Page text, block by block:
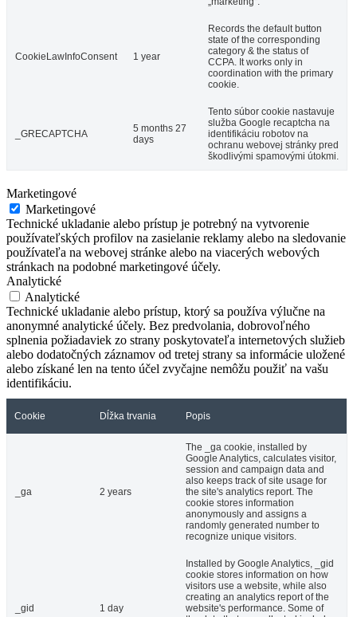
CookieLawInfoConsent 1 year
Records the default button
state of the corresponding
category & the status of
CCPA. It works only in
coordination with the primary
cookie.
_GRECAPTCHA
5 months 27
days
Tento súbor cookie nastavuje
služba Google recaptcha na
identifikáciu robotov na
ochranu webovej stránky pred
škodlivými spamovými útokmi.
Marketingové
Marketingové
Technické ukladanie alebo prístup je potrebný na vytvorenie
používateľských profilov na zasielanie reklamy alebo na sledovanie
používateľa na webovej stránke alebo na viacerých webových
stránkach na podobné marketingové účely.
Analytické
Analytické
Technické ukladanie alebo prístup, ktorý sa používa výlučne na
anonymné analytické účely. Bez predvolania, dobrovoľného
splnenia požiadaviek zo strany poskytovateľa internetových služieb
alebo dodatočných záznamov od tretej strany sa informácie uložené
alebo získané len na tento účel zvyčajne nemôžu použiť na vašu
identifikáciu.
Cookie Dĺžka trvania Popis
_ga 2 years
The _ga cookie, installed by
Google Analytics, calculates visitor,
session and campaign data and
also keeps track of site usage for
the site's analytics report. The
cookie stores information
anonymously and assigns a
randomly generated number to
recognize unique visitors.
_gid 1 day
Installed by Google Analytics, _gid
cookie stores information on how
visitors use a website, while also
creating an analytics report of the
website's performance. Some of